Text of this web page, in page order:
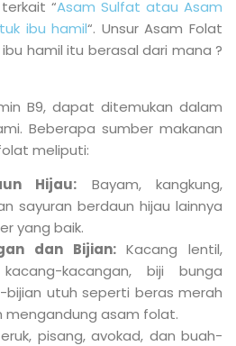
“Asam Sulfat atau Asam
ibu hamil“. Unsur Asam Folat
hamil itu berasal dari mana ?
B9, dapat ditemukan dalam
Beberapa sumber makanan
meliputi:
Hijau: Bayam, kangkung,
sayuran berdaun hijau lainnya
yang baik.
dan Bijian:Kacang lentil,
kacangan, biji bunga
bijian utuh seperti beras merah
mengandung asam folat.
pisang, avokad, dan buah-